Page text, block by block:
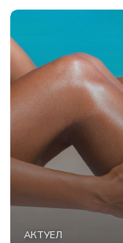
АКТУЕЛ